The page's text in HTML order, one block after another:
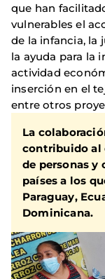
que han
vulnerables el
de la infancia, la
la ayuda para la
actividad
inserción en el
entre otros
La
contribuido al
de personas y
países a los
Paraguay,
Dominicana.